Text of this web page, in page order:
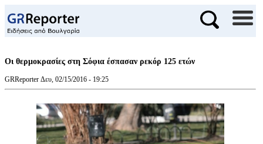
Οι θερμοκρασίες στη Σόφια έσπασαν ρεκόρ 125 ετών
GRReporter Δευ, 02/15/2016 - 19:25